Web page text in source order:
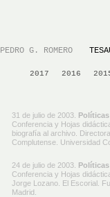
PEDRO G. ROMERO
2017 2016
31 de julio de 2003.
Conferencia y Hojas
biografía al archivo.
Complutense. Universidad
24 de julio de 2003.
Conferencia y Hojas
Jorge Lozano. El Escorial.
Madrid.